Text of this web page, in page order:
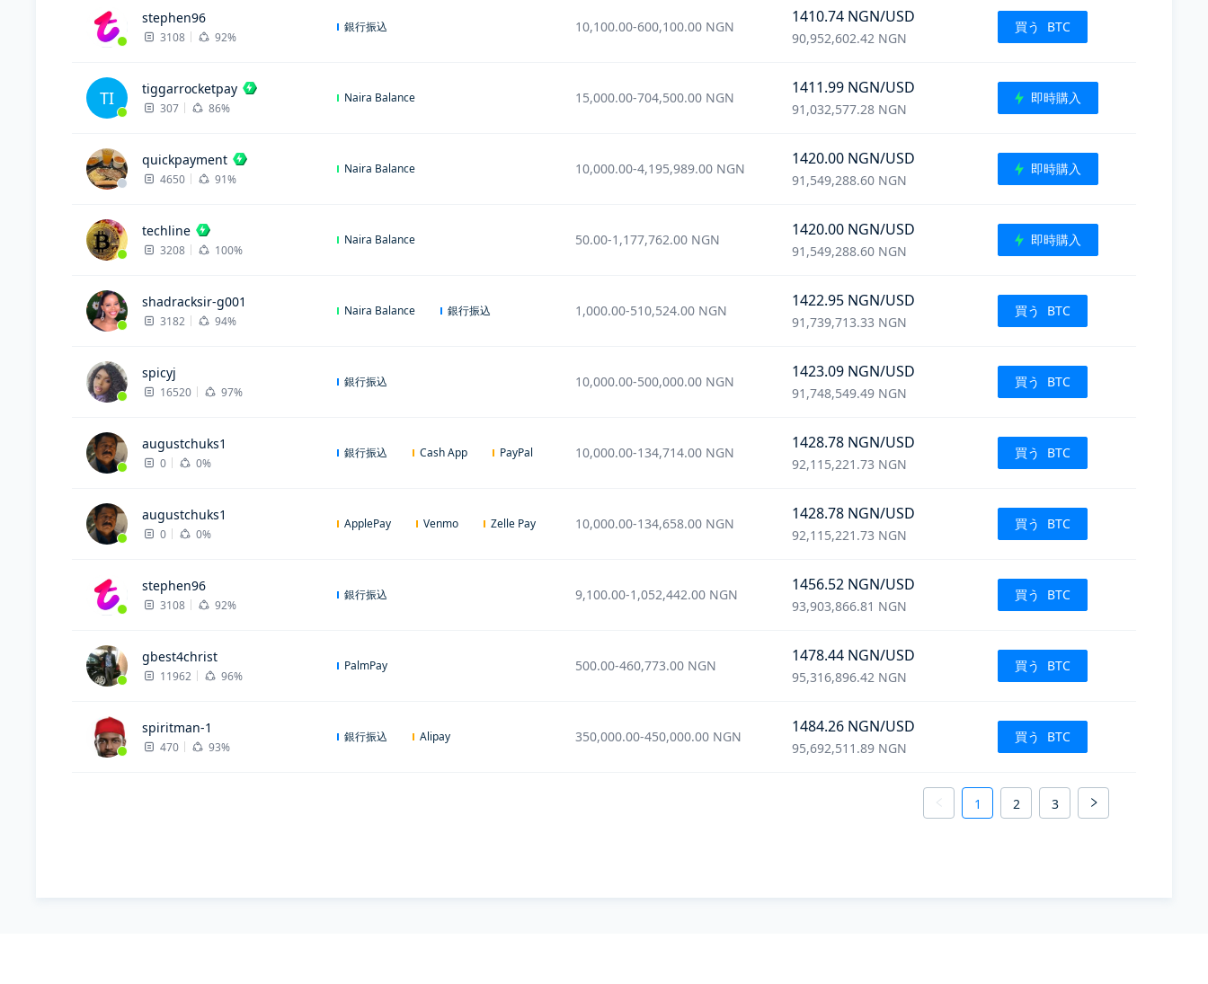
stephen96
3108 92%
銀行振込 10,100.00-600,100.00 NGN
1410.74 NGN/USD
90,952,602.42 NGN
買う BTC
TI tiggarrocketpay
307 86%
Naira Balance 15,000.00-704,500.00 NGN
1411.99 NGN/USD
91,032,577.28 NGN
即時購入
quickpayment
4650 91%
Naira Balance 10,000.00-4,195,989.00 NGN
1420.00 NGN/USD
91,549,288.60 NGN
即時購入
techline
3208 100%
Naira Balance 50.00-1,177,762.00 NGN
1420.00 NGN/USD
91,549,288.60 NGN
即時購入
shadracksir-g001
3182 94%
Naira Balance 銀行振込 1,000.00-510,524.00 NGN
1422.95 NGN/USD
91,739,713.33 NGN
買う BTC
spicyj
16520 97%
銀行振込 10,000.00-500,000.00 NGN
1423.09 NGN/USD
91,748,549.49 NGN
買う BTC
augustchuks1
0 0%
銀行振込 Cash App PayPal 10,000.00-134,714.00 NGN
1428.78 NGN/USD
92,115,221.73 NGN
買う BTC
augustchuks1
0 0%
ApplePay Venmo Zelle Pay 10,000.00-134,658.00 NGN
1428.78 NGN/USD
92,115,221.73 NGN
買う BTC
stephen96
3108 92%
銀行振込 9,100.00-1,052,442.00 NGN
1456.52 NGN/USD
93,903,866.81 NGN
買う BTC
gbest4christ
11962 96%
PalmPay 500.00-460,773.00 NGN
1478.44 NGN/USD
95,316,896.42 NGN
買う BTC
spiritman-1
470 93%
銀行振込 Alipay 350,000.00-450,000.00 NGN
1484.26 NGN/USD
95,692,511.89 NGN
買う BTC
1 2 3